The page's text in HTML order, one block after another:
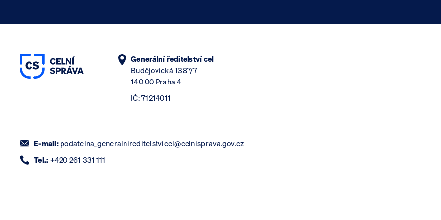
Generální ředitelství cel
Budějovická 1387/7
140 00 Praha 4
IČ: 71214011
E-mail: podatelna_generalnireditelstvicel@celnisprava.gov.cz
Tel.: +420 261 331 111